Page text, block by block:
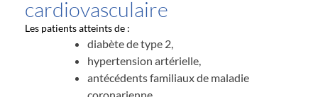
cardiovasculaire
Les patients atteints de :
diabète de type 2,
hypertension artérielle,
antécédents familiaux de maladie